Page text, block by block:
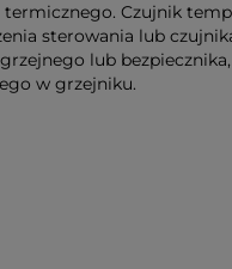
Czujnik
sterowania lub
lub
w grzejniku.